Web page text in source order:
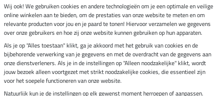
Verzending per
Veilig betalen met
Impressum
Wij ook! We gebruiken cookies en andere technologieën om je een optimale en veilige
online winkelen aan te bieden, om de prestaties van onze website te meten en om
relevante producten voor jou en je paard te tonen! Hiervoor verzamelen we gegevens
over onze gebruikers en hoe zij onze website kunnen gebruiken op hun apparaten.
Als je op "Alles toestaan" klikt, ga je akkoord met het gebruik van cookies en de
bijbehorende verwerking van je gegevens en met de overdracht van de gegevens aan
onze dienstverleners. Als je in de instellingen op "Alleen noodzakelijke" klikt, wordt
jouw bezoek alleen voortgezet met strikt noodzakelijke cookies, die essentieel zijn
voor het soepele functioneren van onze website.
Natuurlijk kun je de instellingen op elk gewenst moment herroepen of aanpassen.